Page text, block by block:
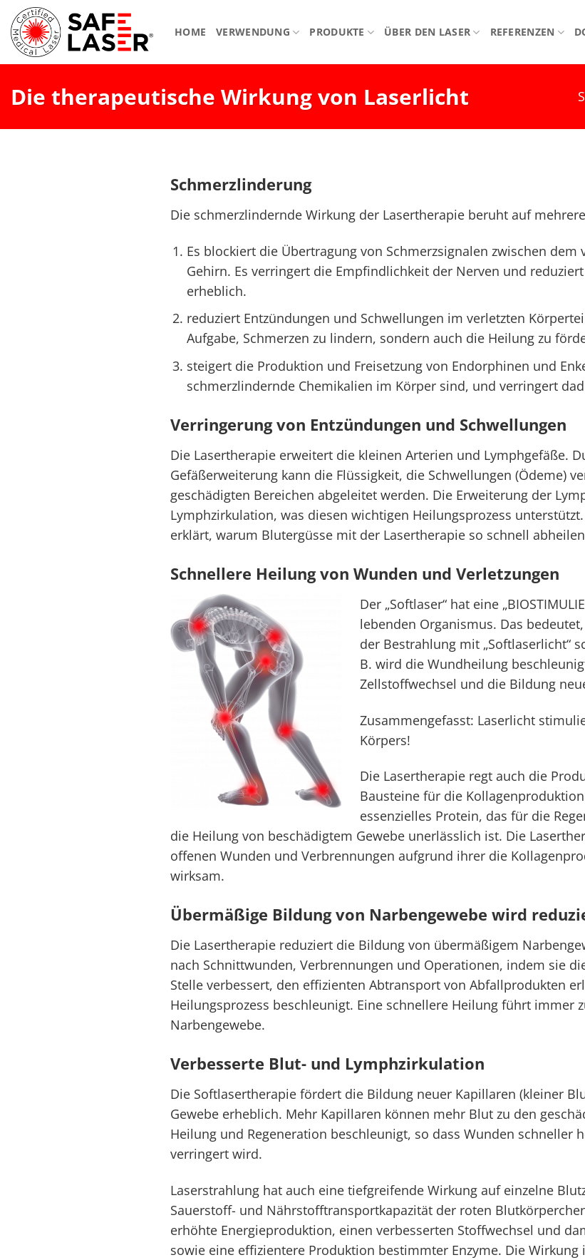
Zum
Inhalt
springen
HOME VERWENDUNG PRODUKTE ÜBER DEN LASER REFERENZEN
Die therapeutische Wirkung von Laserlicht
Schmerzlinderung
Die schmerzlindernde Wirkung der Lasertherapie beruht auf
Es blockiert die Übertragung von Schmerzsignalen zwischen
Gehirn. Es verringert die Empfindlichkeit der Nerven und
erheblich.
reduziert Entzündungen und Schwellungen im verletzten
Aufgabe, Schmerzen zu lindern, sondern auch die Heilung zu
steigert die Produktion und Freisetzung von Endorphinen und
schmerzlindernde Chemikalien im Körper sind, und verringert
Verringerung von Entzündungen und Schwellungen
Die Lasertherapie erweitert die kleinen Arterien und Lymphgefäße.
Gefäßerweiterung kann die Flüssigkeit, die Schwellungen (Ödeme)
geschädigten Bereichen abgeleitet werden. Die Erweiterung der
Lymphzirkulation, was diesen wichtigen Heilungsprozess
erklärt, warum Blutergüsse mit der Lasertherapie so schnell
Schnellere Heilung von Wunden und Verletzungen
Der „Softlaser“ hat eine
lebenden Organismus. Das
der Bestrahlung mit „Softlaserlicht“
B. wird die Wundheilung
Zellstoffwechsel und die Bildung
Zusammengefasst: Laserlicht
Körpers!
Die Lasertherapie regt auch die
Bausteine für die
essenzielles Protein, das für die
die Heilung von beschädigtem Gewebe unerlässlich ist. Die
offenen Wunden und Verbrennungen aufgrund ihrer die
wirksam.
Übermäßige Bildung von Narbengewebe wird
Die Lasertherapie reduziert die Bildung von übermäßigem
nach Schnittwunden, Verbrennungen und Operationen, indem sie
Stelle verbessert, den effizienten Abtransport von Abfallprodukten
Heilungsprozess beschleunigt. Eine schnellere Heilung führt immer
Narbengewebe.
Verbesserte Blut- und Lymphzirkulation
Die Softlasertherapie fördert die Bildung neuer Kapillaren (kleiner
Gewebe erheblich. Mehr Kapillaren können mehr Blut zu den
Heilung und Regeneration beschleunigt, so dass Wunden schneller
verringert wird.
Laserstrahlung hat auch eine tiefgreifende Wirkung auf einzelne
Sauerstoff- und Nährstofftransportkapazität der roten
erhöhte Energieproduktion, einen verbesserten Stoffwechsel und
sowie eine effizientere Produktion bestimmter Enzyme. Die